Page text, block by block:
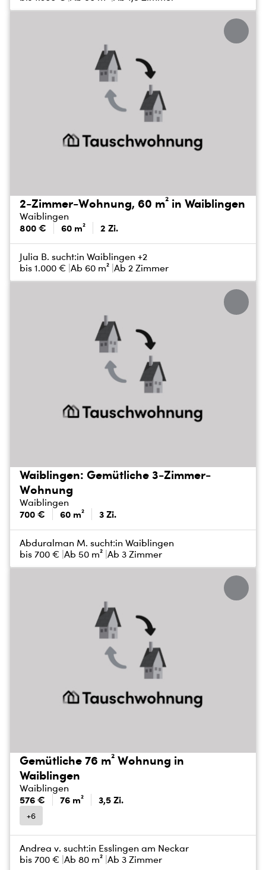
2-Zimmer-Wohnung, 60 m² in Waiblingen
Waiblingen
800 € 60 m² 2 Zi.
Julia B. sucht:in Waiblingen +2
bis 1.000 € Ab 60 m² Ab 2 Zimmer
Waiblingen: Gemütliche 3-Zimmer-
Wohnung
Waiblingen
700 € 60 m² 3 Zi.
Abduralman M. sucht:in Waiblingen
bis 700 € Ab 50 m² Ab 3 Zimmer
Gemütliche 76 m² Wohnung in
Waiblingen
Waiblingen
576 € 76 m² 3,5 Zi.
+6
Andrea v. sucht:in Esslingen am Neckar
bis 700 € Ab 80 m² Ab 3 Zimmer